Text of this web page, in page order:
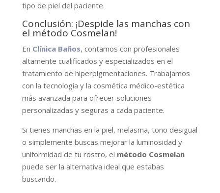
tipo de piel del paciente.
Conclusión: ¡Despide las manchas con
el método Cosmelan!
En Clínica Baños, contamos con profesionales
altamente cualificados y especializados en el
tratamiento de hiperpigmentaciones. Trabajamos
con la tecnología y la cosmética médico-estética
más avanzada para ofrecer soluciones
personalizadas y seguras a cada paciente.
Si tienes manchas en la piel, melasma, tono desigual
o simplemente buscas mejorar la luminosidad y
uniformidad de tu rostro, el método Cosmelan
puede ser la alternativa ideal que estabas
buscando.